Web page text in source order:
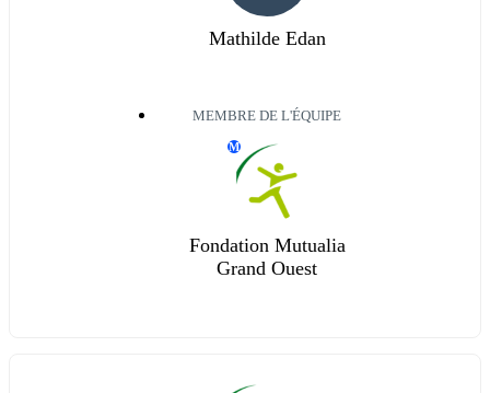
Mathilde Edan
MEMBRE DE L'ÉQUIPE
M
Fondation Mutualia
Grand Ouest